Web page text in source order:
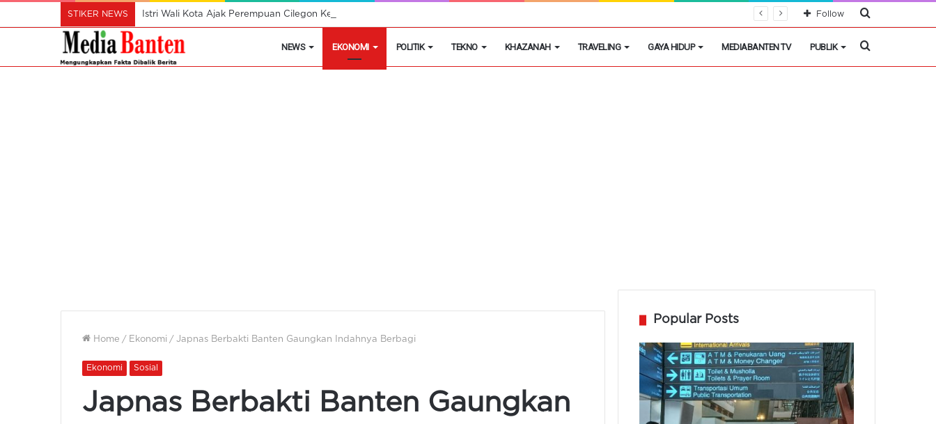
STIKER NEWS Istri Wali Kota Ajak Perempuan Cilegon Kembangkan Hobi Sebagai Peluang Usaha Cari
Follow
NEWS EKONOMI POLITIK TEKNO KHAZANAH TRAVELING GAYA HIDUP MEDIABANTEN TV PUBLIK Cari
Home / Ekonomi / Japnas Berbakti Banten Gaungkan Indahnya Berbagi
Ekonomi Sosial
Japnas Berbakti Banten Gaungkan
Popular Posts